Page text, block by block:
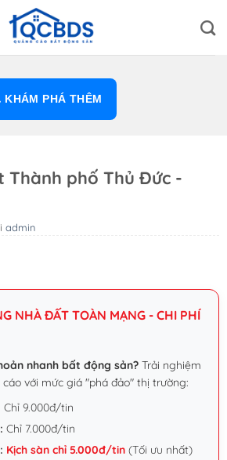
KHÁM PHÁ THÊM
Thành phố Thủ Đức -
admin
NHÀ ĐẤT TOÀN MẠNG - CHI PHÍ
nhanh bất động sản? Trải nghiệm
với mức giá "phá đảo" thị trường:
Chỉ 9.000đ/tin
Chỉ 7.000đ/tin
Kịch sàn chỉ 5.000đ/tin (Tối ưu nhất)